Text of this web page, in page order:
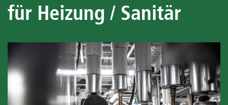
für Heizung / Sanitär